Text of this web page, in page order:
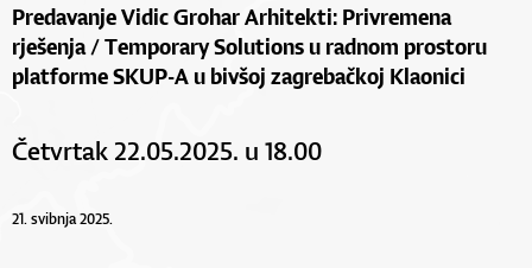
Predavanje Vidic Grohar Arhitekti: Privremena
rješenja / Temporary Solutions u radnom prostoru
platforme SKUP-A u bivšoj zagrebačkoj Klaonici
Četvrtak 22.05.2025. u 18.00
21. svibnja 2025.